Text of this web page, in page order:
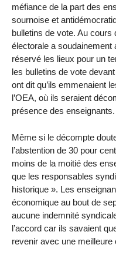
méfiance de la part des
sournoise et
bulletins de vote. Au
électorale a soudainement
réservé les lieux pour un
les bulletins de vote
ont dit qu’ils emmenaient
l’OEA, où ils seraient
présence des enseignants.
Même si le décompte
l’abstention de 30 pour
moins de la moitié des
que les responsables
historique ». Les
économique au bout de
aucune indemnité
l’accord car ils savaient
revenir avec une meilleure